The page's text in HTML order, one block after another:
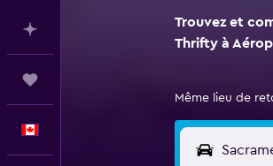
Trouvez et
Thrifty à
Même lieu de